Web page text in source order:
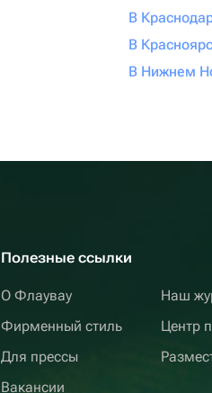
В
В
В Нижнем
Полезные ссылки
О Флаувау
Фирменный стиль
Для прессы
Вакансии
Наш
Центр